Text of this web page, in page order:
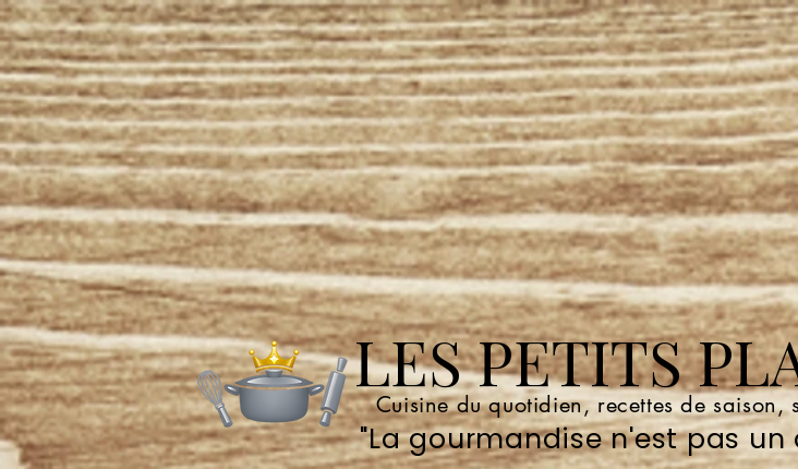
LES PETITS
Cuisine du quotidien, recettes de saison,
"La gourmandise n'est pas